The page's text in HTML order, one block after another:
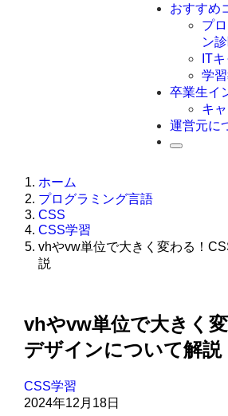
おすすめ
プ
ン
IT
学
卒業生イ
キ
運営元に
ホーム
プログラミング言語
CSS
CSS学習
vhやvw単位で大きく変わる！
説
vhやvw単位で大きく
デザインについて解説
CSS学習
2024年12月18日